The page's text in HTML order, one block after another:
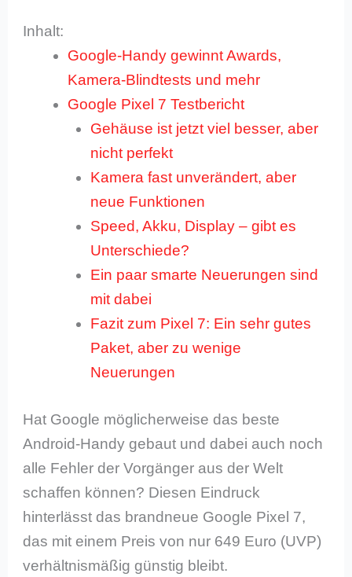
Inhalt:
Google-Handy gewinnt Awards,
Kamera-Blindtests und mehr
Google Pixel 7 Testbericht
Gehäuse ist jetzt viel besser, aber
nicht perfekt
Kamera fast unverändert, aber
neue Funktionen
Speed, Akku, Display – gibt es
Unterschiede?
Ein paar smarte Neuerungen sind
mit dabei
Fazit zum Pixel 7: Ein sehr gutes
Paket, aber zu wenige
Neuerungen
Hat Google möglicherweise das beste
Android-Handy gebaut und dabei auch noch
alle Fehler der Vorgänger aus der Welt
schaffen können? Diesen Eindruck
hinterlässt das brandneue Google Pixel 7,
das mit einem Preis von nur 649 Euro (UVP)
verhältnismäßig günstig bleibt.